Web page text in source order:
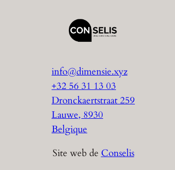
info@dimensie.xyz
+32 56 31 13 03
Dronckaertstraat 259
Lauwe, 8930
Belgique
Site web de Conselis